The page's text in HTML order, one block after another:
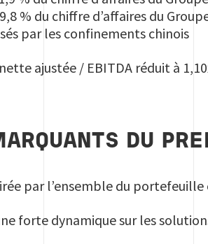
% du chiffre d’affaires du
par les confinements chinois
ajustée / EBITDA réduit à
DU
par l’ensemble du
forte dynamique sur les